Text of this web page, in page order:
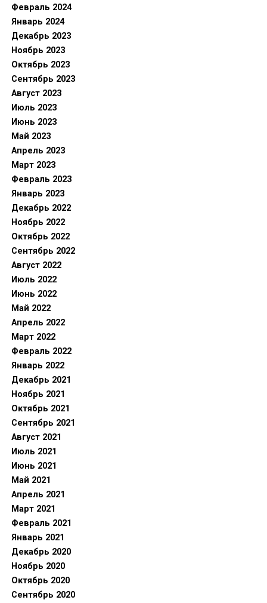
Февраль 2024
Январь 2024
Декабрь 2023
Ноябрь 2023
Октябрь 2023
Сентябрь 2023
Август 2023
Июль 2023
Июнь 2023
Май 2023
Апрель 2023
Март 2023
Февраль 2023
Январь 2023
Декабрь 2022
Ноябрь 2022
Октябрь 2022
Сентябрь 2022
Август 2022
Июль 2022
Июнь 2022
Май 2022
Апрель 2022
Март 2022
Февраль 2022
Январь 2022
Декабрь 2021
Ноябрь 2021
Октябрь 2021
Сентябрь 2021
Август 2021
Июль 2021
Июнь 2021
Май 2021
Апрель 2021
Март 2021
Февраль 2021
Январь 2021
Декабрь 2020
Ноябрь 2020
Октябрь 2020
Сентябрь 2020